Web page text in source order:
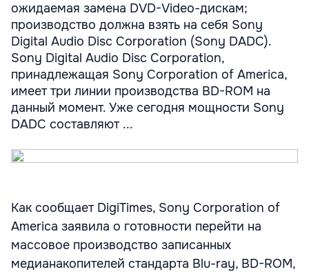
ожидаемая замена DVD-Video-дискам;
производство должна взять на себя Sony
Digital Audio Disc Corporation (Sony DADC).
Sony Digital Audio Disc Corporation,
принадлежащая Sony Corporation of America,
имеет три линии производства BD-ROM на
данный момент. Уже сегодня мощности Sony
DADC составляют ...
Как сообщает DigiTimes, Sony Corporation of
America заявила о готовности перейти на
массовое производство записанных
медианакопителей стандарта Blu-ray, BD-ROM,